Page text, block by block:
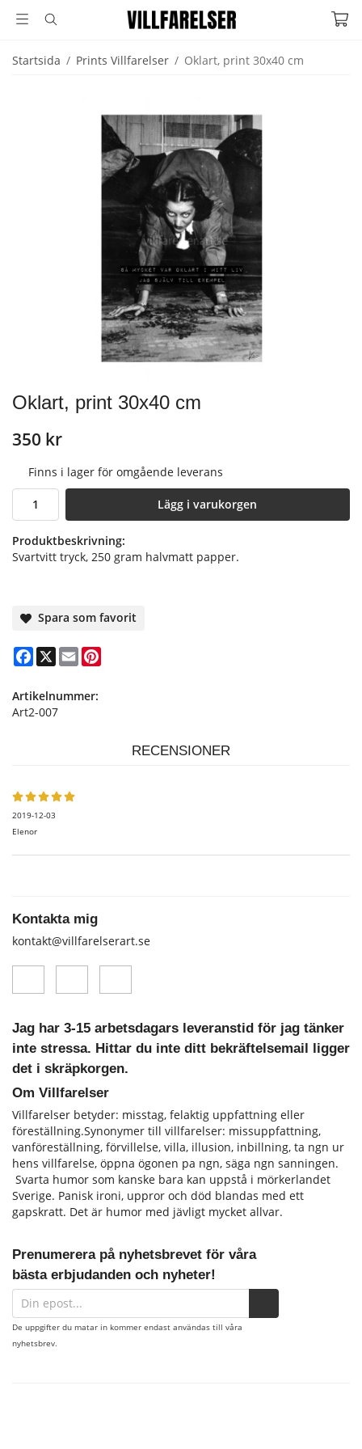
Startsida / Prints Villfarelser / Oklart, print 30x40 cm
Oklart, print 30x40 cm
350 kr
Finns i lager för omgående leverans
Lägg i varukorgen
Produktbeskrivning:
Svartvitt tryck, 250 gram halvmatt papper.
Spara som favorit
Facebook
X Email
Artikelnummer:
Art2-007
RECENSIONER
2019-12-03
Elenor
Kontakta mig
kontakt@villfarelserart.se
Jag har 3-15 arbetsdagars leveranstid för jag tänker
inte stressa. Hittar du inte ditt bekräftelsemail ligger
det i skräpkorgen.
Om Villfarelser
Villfarelser betyder: misstag, felaktig uppfattning eller
föreställning.Synonymer till villfarelser: missuppfattning,
vanföreställning, förvillelse, villa, illusion, inbillning, ta ngn ur
hens vill­farelse, öppna ögonen pa ngn, säga ngn sanningen.
Svarta humor som kanske bara kan uppstå i mörkerlandet
Sverige. Panisk ironi, uppror och död blandas med ett
gapskratt. Det är humor med jävligt mycket allvar.
Prenumerera på nyhetsbrevet för våra
bästa erbjudanden och nyheter!
De uppgifter du matar in kommer endast användas till våra
nyhetsbrev.